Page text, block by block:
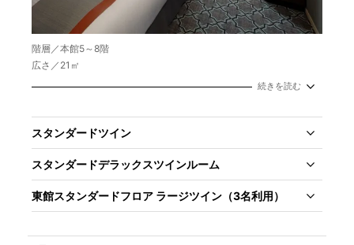
階層／本館5～8階
広さ／21㎡
続きを読む
スタンダードツイン
スタンダードデラックスツインルーム
東館スタンダードフロア ラージツイン（3名利用）